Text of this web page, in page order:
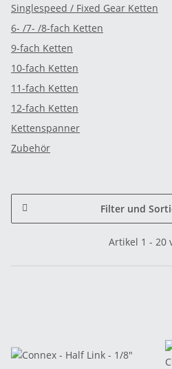
Singlespeed / Fixed Gear Ketten
6- /7- /8-fach Ketten
9-fach Ketten
10-fach Ketten
11-fach Ketten
12-fach Ketten
Kettenspanner
Zubehör
Filter und
Artikel 1 - 20